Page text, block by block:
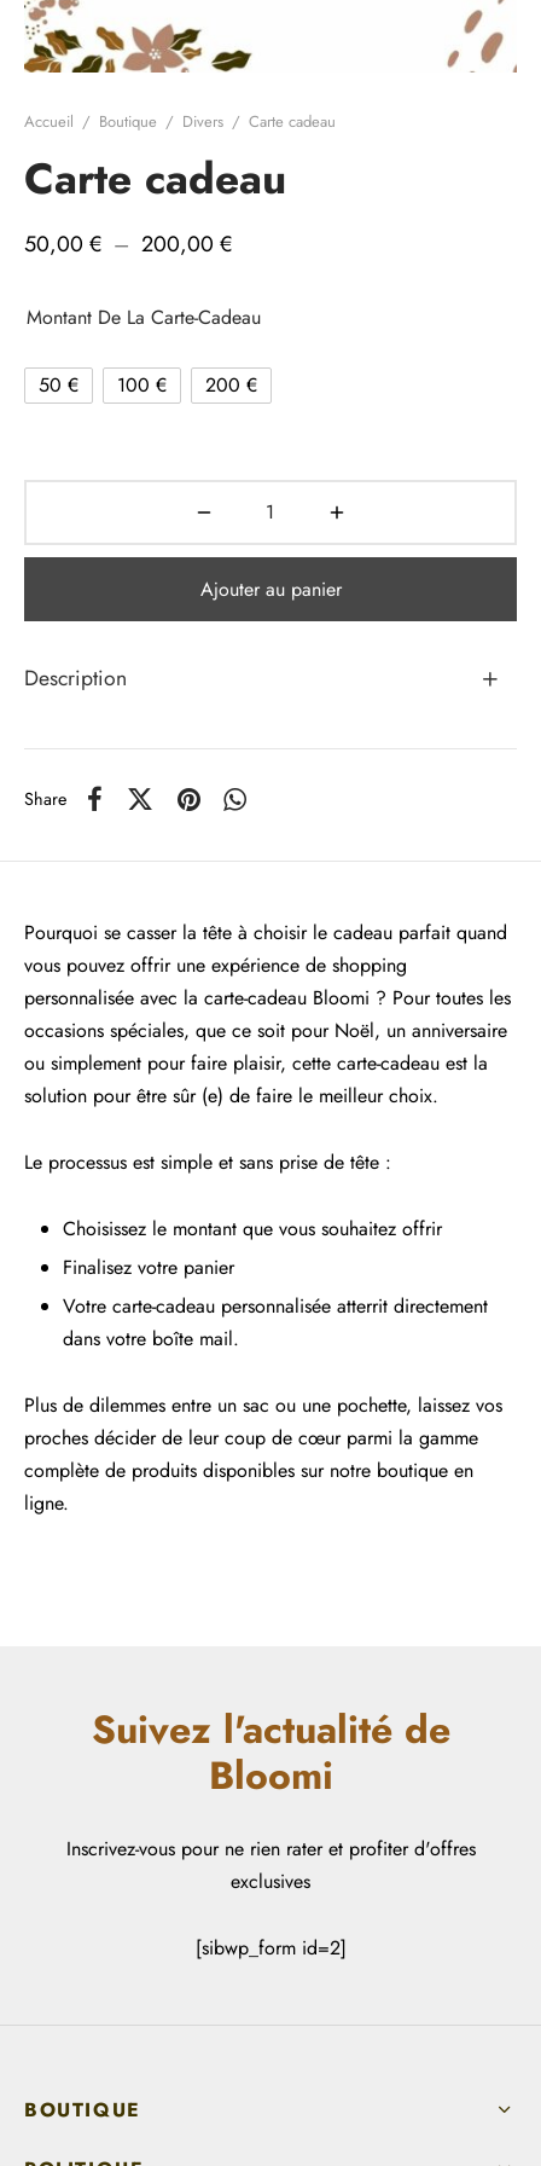
Accueil / Boutique / Divers / Carte cadeau
Carte cadeau
50,00 € – 200,00 €Plage de
50,00 €
200,00 €
Montant De La Carte-Cadeau
50 € 100 € 200 €
Ajouter au panier
Description
Share
Pourquoi se casser la tête à choisir le cadeau parfait quand
vous pouvez offrir une expérience de shopping
personnalisée avec la carte-cadeau Bloomi ? Pour toutes les
occasions spéciales, que ce soit pour Noël, un anniversaire
ou simplement pour faire plaisir, cette carte-cadeau est la
solution pour être sûr (e) de faire le meilleur choix.
Le processus est simple et sans prise de tête :
Choisissez le montant que vous souhaitez offrir
Finalisez votre panier
Votre carte-cadeau personnalisée atterrit directement
dans votre boîte mail.
Plus de dilemmes entre un sac ou une pochette, laissez vos
proches décider de leur coup de cœur parmi la gamme
complète de produits disponibles sur notre boutique en
ligne.
Suivez l'actualité de
Bloomi
Inscrivez-vous pour ne rien rater et profiter d'offres
exclusives
[sibwp_form id=2]
BOUTIQUE
cadeau